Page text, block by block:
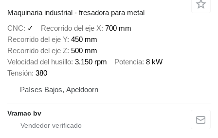
Maquinaria industrial - fresadora para metal
CNC
✓ Recorrido del eje X 700 mm
Recorrido del eje Y 450 mm
Recorrido del eje Z 500 mm
Velocidad del husillo 3.150 rpm Potencia 8 kW
Tensión 380
Países Bajos, Apeldoorn
Vramac bv